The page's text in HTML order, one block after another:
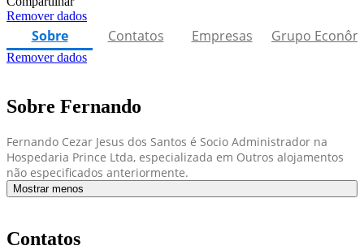
Remover dados
Sobre Contatos Empresas Grupo
Remover dados
Sobre Fernando
Fernando Cezar Jesus dos Santos é Socio Administrador na
Hospedaria Prince Ltda, especializada em Outros alojamentos
não especificados anteriormente.
Mostrar menos
Contatos